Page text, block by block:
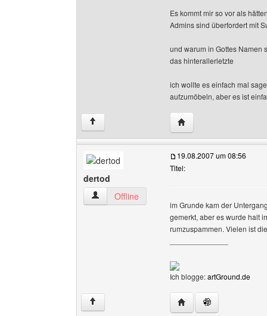
Es kommt mir so vor als
Admins sind überfordert mit
und warum in Gottes Namen
das hinterallerletzte
ich wollte es einfach mal
aufzumöbeln, aber es ist
↑ Website dieses
dertod
dertod Benutzer-Profile anzeigen
Offline
19.08.2007 um 08:56
Titel:
im Grunde kam der
gemerkt, aber es wurde halt
rumzuspammen. Vielen ist
Ich blogge:artGround.de
↑ Website dieses